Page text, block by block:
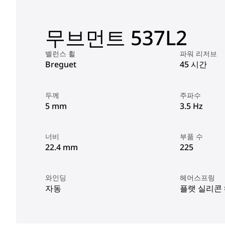
무브먼트 537L2
밸런스 휠
Breguet
파워 리저브
45 시간
두께
5 mm
주파수
3.5 Hz
너비
22.4 mm
부품 수
225
와인딩
자동
헤어스프링
플랫 실리콘